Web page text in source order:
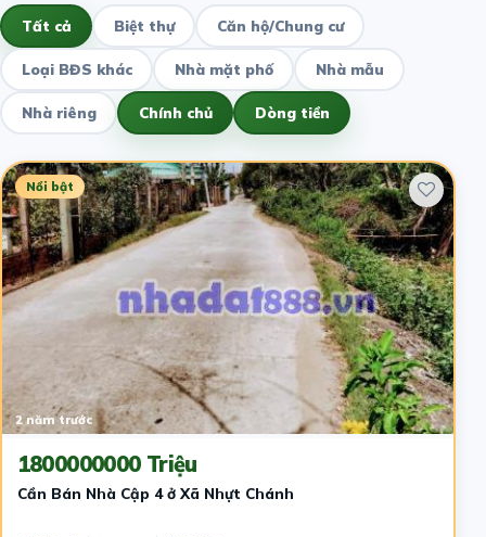
Tất cả Biệt thự Căn hộ/Chung cư
Loại BĐS khác Nhà mặt phố Nhà mẫu
Nhà riêng Chính chủ Dòng tiền
Nổi bật
2 năm trước
1800000000 Triệu
Cần Bán Nhà Cập 4 ở Xã Nhựt Chánh